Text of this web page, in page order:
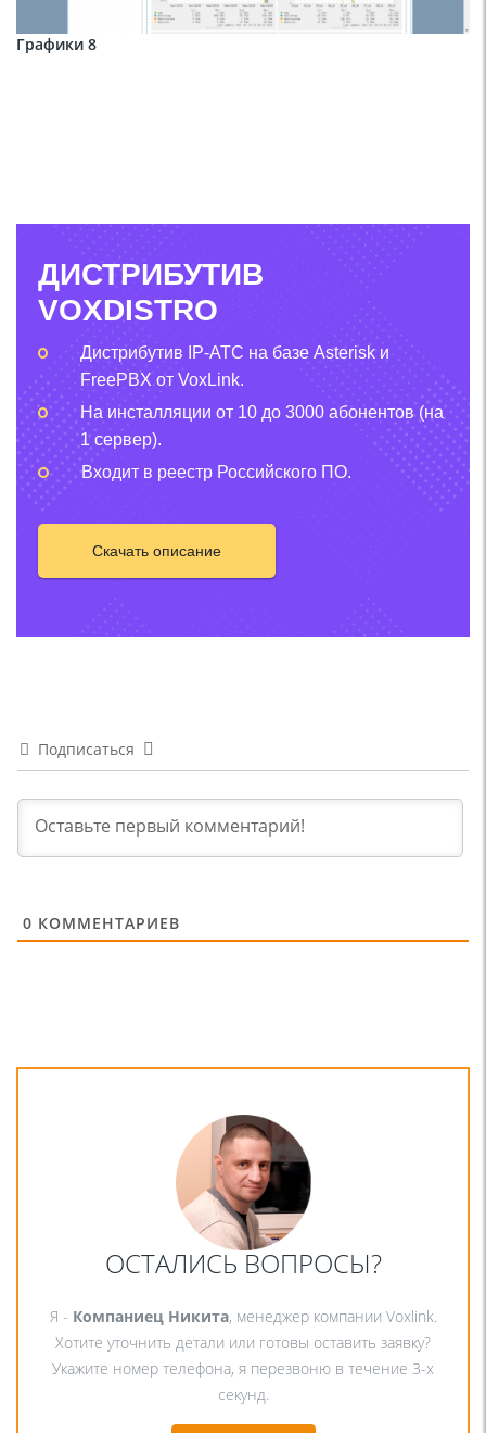
Графики 8
ДИСТРИБУТИВ
VOXDISTRO
Дистрибутив IP-АТС на базе Asterisk и
FreePBX от VoxLink.
На инсталляции от 10 до 3000 абонентов (на
1 сервер).
Входит в реестр Российского ПО.
Скачать описание
Подписаться
0 КОММЕНТАРИЕВ
ОСТАЛИСЬ ВОПРОСЫ?
Я - Компаниец Никита, менеджер компании Voxlink.
Хотите уточнить детали или готовы оставить заявку?
Укажите номер телефона, я перезвоню в течение 3-х
секунд.